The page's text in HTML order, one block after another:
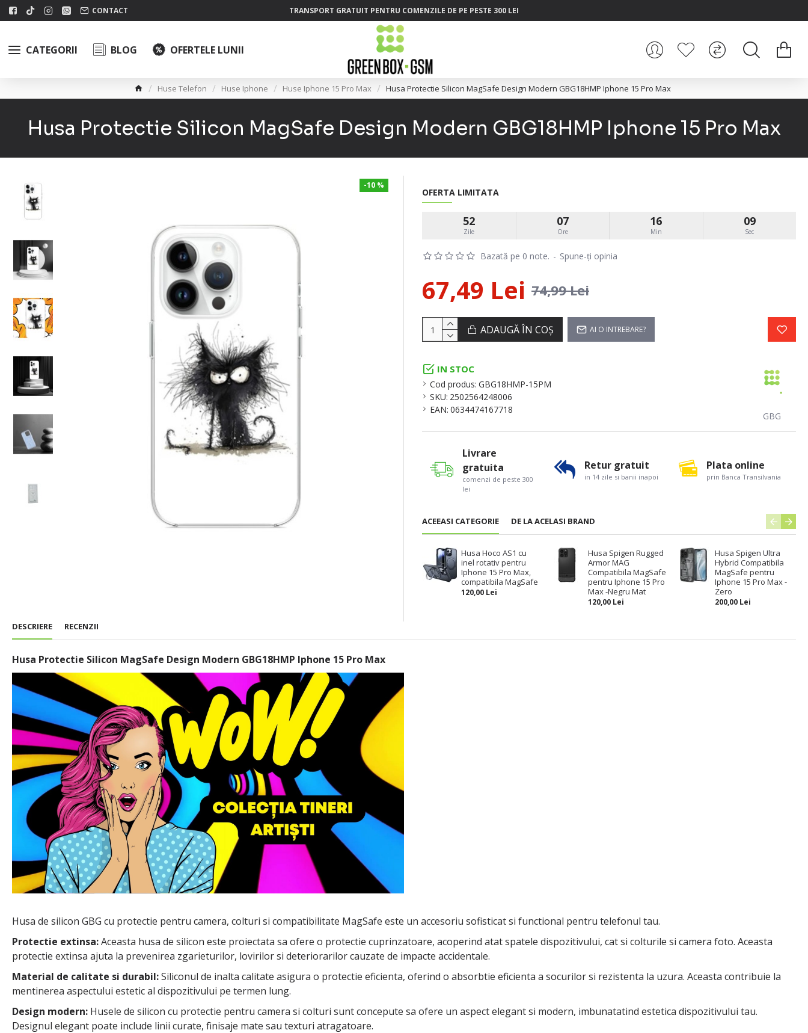
CONTACT TRANSPORT GRATUIT PENTRU COMENZILE DE PE PESTE 300 LEI
CATEGORII BLOG OFERTELE LUNII
Huse Telefon Huse Iphone Huse Iphone 15 Pro Max Husa Protectie Silicon MagSafe Design Modern GBG18HMP Iphone 15 Pro Max
Husa Protectie Silicon MagSafe Design Modern GBG18HMP Iphone 15 Pro Max
-10 %
IN STOC
Cod produs: GBG18HMP-15PM
SKU: 2502564248006
EAN: 0634474167718
GBG
Bazată pe 0 note. - Spune-ţi opinia
OFERTA LIMITATA
52
Zile
07
Ore
16
Min
08
Sec
67,49 Lei 74,99 Lei
ADAUGĂ ÎN COŞ AI O INTREBARE?
ACEEASI CATEGORIE DE LA ACELASI BRAND
Husa Hoco AS1 cu
inel rotativ pentru
Iphone 15 Pro Max,
compatibila MagSafe
120,00 Lei
Husa Spigen Rugged
Armor MAG
Compatibila MagSafe
pentru Iphone 15 Pro
Max -Negru Mat
120,00 Lei
Husa Spigen Ultra
Hybrid Compatibila
MagSafe pentru
Iphone 15 Pro Max -
Zero
200,00 Lei
Livrare
gratuita
comenzi de peste 300
lei
Retur gratuit
in 14 zile si banii inapoi
Plata online
prin Banca Transilvania
DESCRIERE RECENZII
Husa Protectie Silicon MagSafe Design Modern GBG18HMP Iphone 15 Pro Max
Husa de silicon GBG cu protectie pentru camera, colturi si compatibilitate MagSafe este un accesoriu sofisticat si functional pentru telefonul tau.
Protectie extinsa:Aceasta husa de silicon este proiectata sa ofere o protectie cuprinzatoare, acoperind atat spatele dispozitivului, cat si colturile si camera foto. Aceasta
protectie extinsa ajuta la prevenirea zgarieturilor, lovirilor si deteriorarilor cauzate de impacte accidentale.
Material de calitate si durabil:Siliconul de inalta calitate asigura o protectie eficienta, oferind o absorbtie eficienta a socurilor si rezistenta la uzura. Aceasta contribuie la
mentinerea aspectului estetic al dispozitivului pe termen lung.
Design modern: Husele de silicon cu protectie pentru camera si colturi sunt concepute sa ofere un aspect elegant si modern, imbunatatind estetica dispozitivului tau.
Designul elegant poate include linii curate, finisaje mate sau texturi atragatoare.